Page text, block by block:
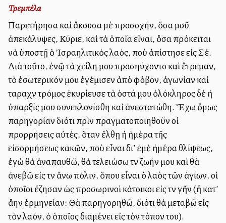
Τρεμπέλα
Παρετήρησα καὶ ἄκουσα μὲ προσοχήν, ὅσα μοῦ
ἀπεκάλυψες, Κύριε, καὶ τὰ ὁποῖα εἶναι, ὅσα πρόκειται
νὰ ὑποστῇ ὁ Ἰσραηλιτικὸς λαός, ποὺ ἀπίστησε εἰς Σέ.
Διὰ τοῦτο, ἐνῷ τὰ χείλη μου προσηύχοντο καὶ ἔτρεμαν,
τὸ ἐσωτερικόν μου ἐγέμισεν ἀπὸ φόβον, ἀγωνίαν καὶ
ταραχὴν τρόμος ἐκυρίευσε τὰ ὀστά μου ὁλόκληρος δὲ ἡ
ὑπαρξίς μου συνεκλονίσθη καὶ ἀνεστατώθη. Ἔχω ὅμως
παρηγορίαν διότι πρὶν πραγματοποιηθοῦν οἱ
προρρήσεις αὐτές, ὅταν ἔλθῃ ἡ ἡμέρα τῆς
εἰσορμήσεως κακῶν, ποὺ εἶναι δι’ ἐμὲ ἡμέρα θλίψεως,
ἐγὼ θὰ ἀναπαυθῶ, θὰ τελειώσω τὴν ζωήν μου καὶ θὰ
ἀνεβῶ εἰς τὴν ἄνω πόλιν, ὅπου εἶναι ὁ λαὸς τῶν ἁγίων, οἱ
ὁποῖοι ἔζησαν ὡς προσωρινοὶ κάτοικοι εἰς τὴν γῆν (ἢ κατ’
ἄλλην ἑρμηνείαν: Θὰ παρηγορηθῶ, διότι θὰ μεταβῶ εἰς
τὸν λαόν, ὁ ὁποῖος διαμένει εἰς τὸν τόπον του).